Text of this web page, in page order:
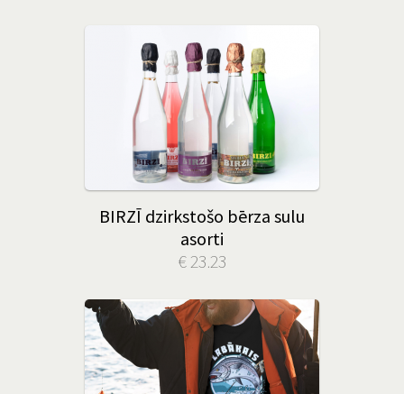
BIRZĪ dzirkstošo bērza sulu
asorti
€ 23.23